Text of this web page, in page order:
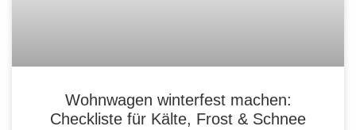
Wohnwagen winterfest machen:
Checkliste für Kälte, Frost & Schnee